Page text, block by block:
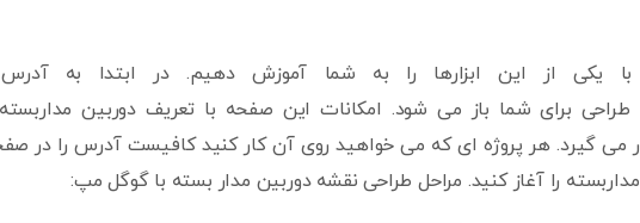
یکی از این ابزارها را به شما آموزش دهیم. در ابتدا به
طراحی برای شما باز می شود. امکانات این صفحه با تعریف دوربین
می گیرد. هر پروژه ای که می خواهید روی آن کار کنید کافیست آدرس را در
را آغاز کنید. مراحل طراحی نقشه دوربین مدار بسته با گوگل مپ: